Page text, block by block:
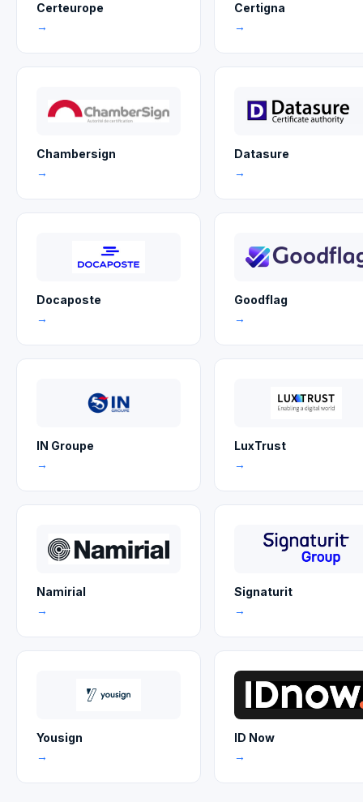
Certeurope
→
Certigna
→
Chambersign
→
Datasure
→
Docaposte
→
Goodflag
→
IN Groupe
→
LuxTrust
→
Namirial
→
Signaturit
→
Yousign
→
ID Now
→